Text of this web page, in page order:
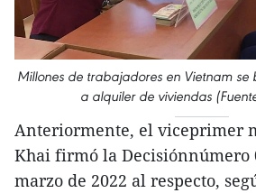
Millones de trabajadores en Vietnam
a alquiler de viviendas
Anteriormente, el viceprimer
Khai firmó la Decisiónnúmero
marzo de 2022 al respecto,